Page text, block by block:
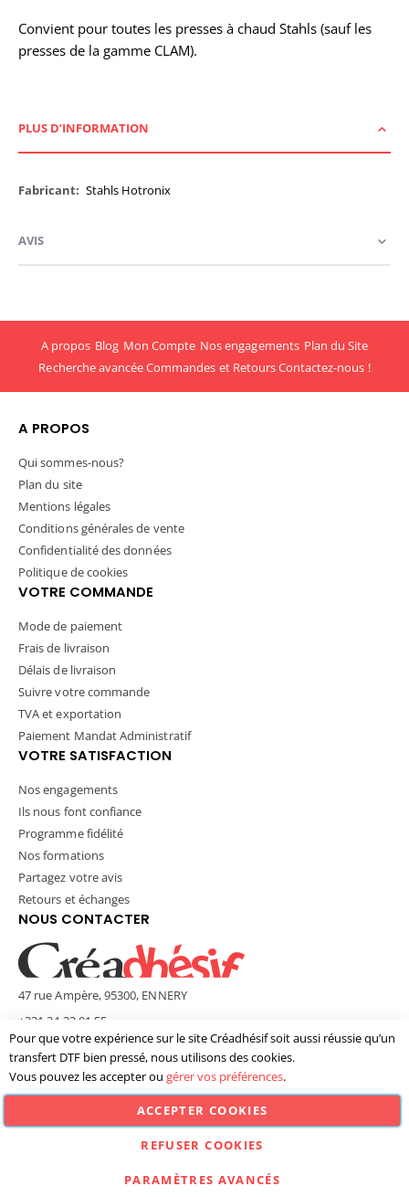
Convient pour toutes les presses à chaud Stahls (sauf les
presses de la gamme CLAM).
PLUS D’INFORMATION
Plus
Stahls Hotronix
AVIS
A propos Blog Mon Compte Nos engagements Plan du Site
Recherche avancéeCommandes et RetoursContactez-nous !
A PROPOS
Qui sommes-nous?
Plan du site
Mentions légales
Conditions générales de vente
Confidentialité des données
Politique de cookies
VOTRE COMMANDE
Mode de paiement
Frais de livraison
Délais de livraison
Suivre votre commande
TVA et exportation
Paiement Mandat Administratif
VOTRE SATISFACTION
Nos engagements
Ils nous font confiance
Programme fidélité
Nos formations
Partagez votre avis
Retours et échanges
NOUS CONTACTER
47 rue Ampère, 95300, ENNERY
+331 34 33 01 55
contact@creadhesif.com
Lun - Ven / 9h30 - 12h00 & 14h00 - 17h00
© Créadhésif 2025. Tous Droits Réservés.
Pour que votre expérience sur le site Créadhésif soit aussi réussie qu’un
transfert DTF bien pressé, nous utilisons des cookies.
Vous pouvez les accepter ou gérer vos préférences.
ACCEPTER COOKIES
PARAMÈTRES AVANCÉS
REFUSER COOKIES